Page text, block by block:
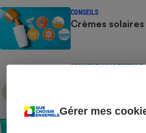
Gérer mes
CONSEILS
Crèmes
COMMENT NOUS TESTONS